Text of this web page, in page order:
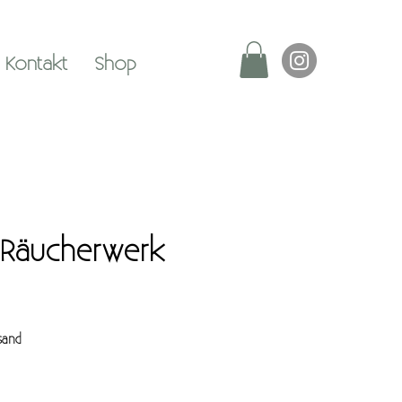
Kontakt Shop